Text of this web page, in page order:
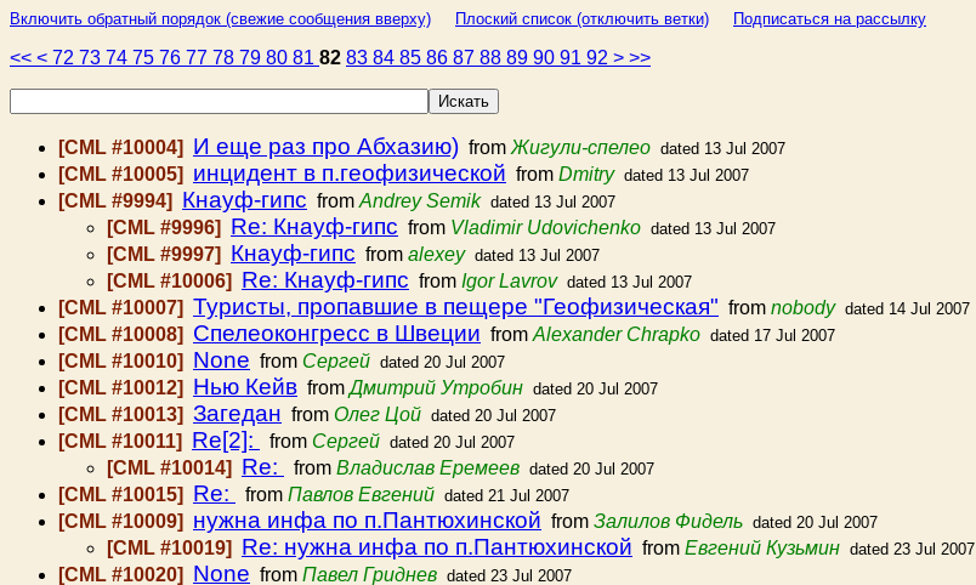
Включить обратный порядок (свежие сообщения вверху) Плоский список (отключить ветки) Подписаться на рассылку
<< < 72 73 74 75 76 77 78 79 80 81 82 83 84 85 86 87 88 89 90 91 92 > >>
[CML #10004] И еще раз про Абхазию) from Жигули-спелео dated 13 Jul 2007
[CML #10005] инцидент в п.геофизической from Dmitry dated 13 Jul 2007
[CML #9994] Кнауф-гипс from Andrey Semik dated 13 Jul 2007
[CML #9996] Re: Кнауф-гипс from Vladimir Udovichenko dated 13 Jul 2007
[CML #9997] Кнауф-гипс from alexey dated 13 Jul 2007
[CML #10006] Re: Кнауф-гипс from Igor Lavrov dated 13 Jul 2007
[CML #10007] Туристы, пропавшие в пещере "Геофизическая" from nobody dated 14 Jul 2007
[CML #10008] Спелеоконгресс в Швеции from Alexander Chrapko dated 17 Jul 2007
[CML #10010] None from Сергей dated 20 Jul 2007
[CML #10012] Нью Кейв fromДмитрий Утробин dated 20 Jul 2007
[CML #10013] Загедан from Олег Цой dated 20 Jul 2007
[CML #10011] Re[2]: from Сергей dated 20 Jul 2007
[CML #10014] Re: from Владислав Еремеев dated 20 Jul 2007
[CML #10015] Re: from Павлов Евгений dated 21 Jul 2007
[CML #10009] нужна инфа по п.Пантюхинской from Залилов Фидель dated 20 Jul 2007
[CML #10019] Re: нужна инфа по п.Пантюхинской from Евгений Кузьмин dated 23 Jul 2007
[CML #10020] None from Павел Гриднев dated 23 Jul 2007